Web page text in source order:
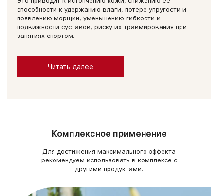
способности к удержанию влаги, потере упругости и
появлению морщин, уменьшению гибкости и
подвижности суставов, риску их травмирования при
занятиях спортом.
Читать далее
Комплексное применение
Для достижения максимального эффекта
рекомендуем использовать в комплексе с
другими продуктами.